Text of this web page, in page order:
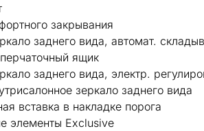
закрывания
заднего вида, автомат.
ящик
заднего вида, электр.
зеркало заднего вида
вставка в накладке порога
элементы Exclusive